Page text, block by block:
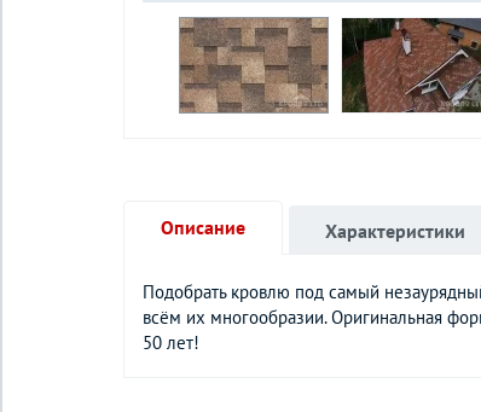
Описание
Подобрать кровлю под самый
всём их многообразии. Оригинальная
50 лет!
Характеристики